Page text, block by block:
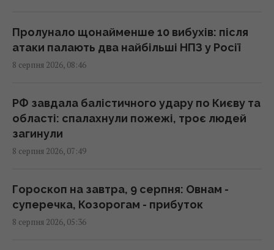
серпня стане свіжіше
08:15 субота, 08 серпня 2026
Козерогам – зустріч з рідними
08:10 субота, 08 серпня 2026
Росіяни вчергове атакували Київ: виникли
08:09 субота, 08 серпня 2026
Чи можна їсти огризок яблука: що
Пролунало щонайменше 10 вибухів: після
атаки палають два найбільші НПЗ у Росії
8 серпня 2026, 08:46
РФ завдала балістичного удару по Києву та
області: спалахнули пожежі, троє людей
загинули
8 серпня 2026, 07:49
Гороскоп на завтра, 9 серпня: Овнам -
суперечка, Козорогам - прибуток
8 серпня 2026, 05:36